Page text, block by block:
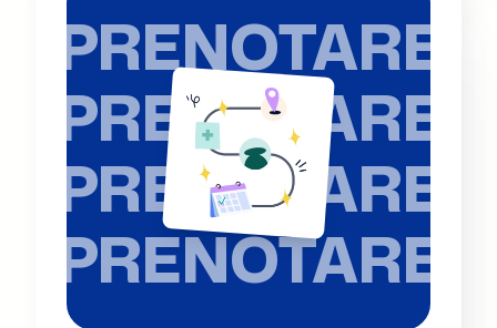
PRENOTARE
PRENOTARE
PRENOTARE
PRENOTARE